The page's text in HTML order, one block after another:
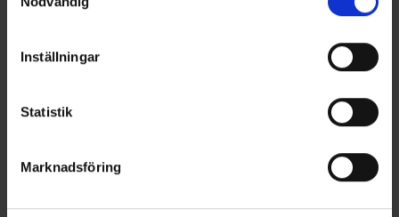
Inställningar
Statistik
Marknadsföring
Terhi 450 är en förnyad version av den populära 445-modellen.
klarar av t.o.m. en 40 hk:s utombordare. Speciellt då båten ofta
körs tungt lastad eller med 3-5 personer ombord, kommer den
Läs mer